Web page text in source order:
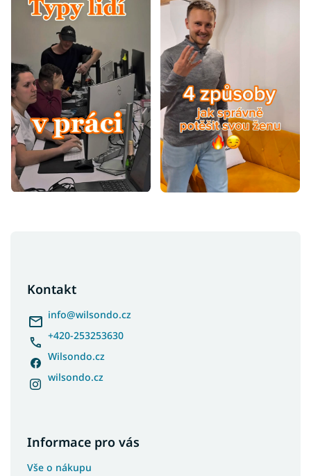
Kontakt
info@wilsondo.cz
+420-253253630
Wilsondo.cz
wilsondo.cz
Informace pro vás
Vše o nákupu